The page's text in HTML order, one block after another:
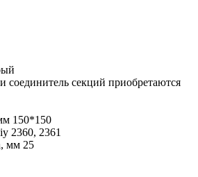
соединитель секций приобретаются
150*150
2360, 2361
мм 25